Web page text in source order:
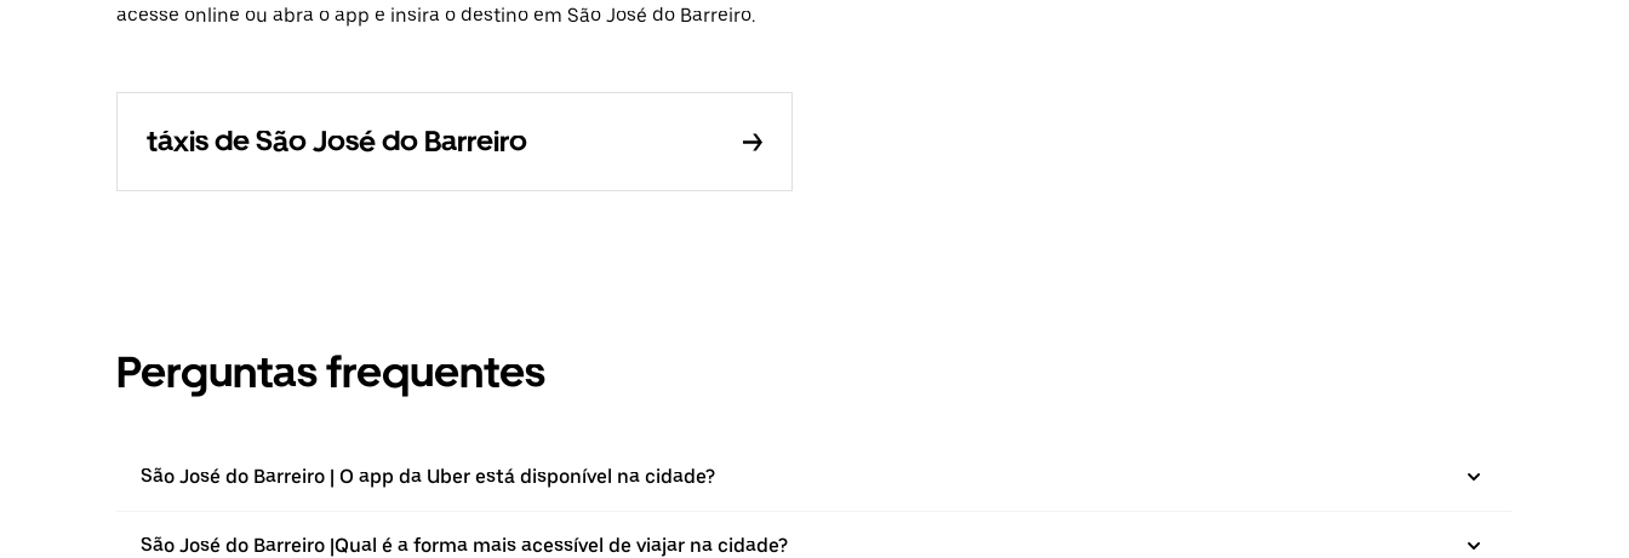
acesse online ou abra o app e insira o destino em São José do Barreiro.
táxis de São José do Barreiro
Perguntas frequentes
São José do Barreiro | O app da Uber está disponível na cidade?
São José do Barreiro |⁠Qual é a forma mais acessível de viajar na cidade?